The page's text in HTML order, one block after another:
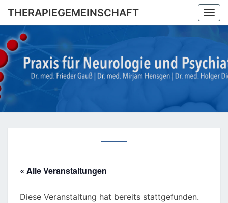
Skip
content
THERAPIEGEMEINSCHAFT
Dr. Med.
Frieder
« Alle Veranstaltungen
Diese Veranstaltung hat bereits stattgefunden.